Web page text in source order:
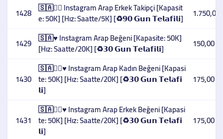
1428 🇸🇦👳‍♂️ Instagram Arap Erkek Takipçi [Kapasit
e: 50K] [Hız: Saatte/5K] [♻️𝟵𝟬 𝗚𝘂𝗻 𝗧𝗲𝗹𝗮𝗳𝗶𝗹𝗶] 1.750,00
1429 🇸🇦♥️ Instagram Arap Beğeni [Kapasite: 50K]
[Hız: Saatte/20K] [♻️𝟯𝟬 𝗚𝘂𝗻 𝗧𝗲𝗹𝗮𝗳𝗶𝗹𝗶] 150,00 TL
1430
🇸🇦👳‍♀️♥️ Instagram Arap Kadın Beğeni [Kapasi
te: 50K] [Hız: Saatte/20K] [♻️𝟯𝟬 𝗚𝘂𝗻 𝗧𝗲𝗹𝗮𝗳𝗶
𝗹𝗶]
175,00 TL
1431
🇸🇦👳‍♂️♥️ Instagram Arap Erkek Beğeni [Kapasi
te: 50K] [Hız: Saatte/20K] [♻️𝟯𝟬 𝗚𝘂𝗻 𝗧𝗲𝗹𝗮𝗳𝗶
𝗹𝗶]
175,00 TL